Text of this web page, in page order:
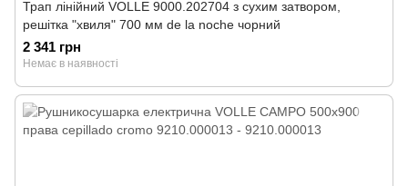
Трап лінійний VOLLE 9000.202704 з сухим затвором,
решітка "хвиля" 700 мм de la noche чорний
2 341 грн
Немає в наявності